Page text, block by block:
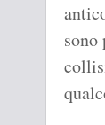
sono